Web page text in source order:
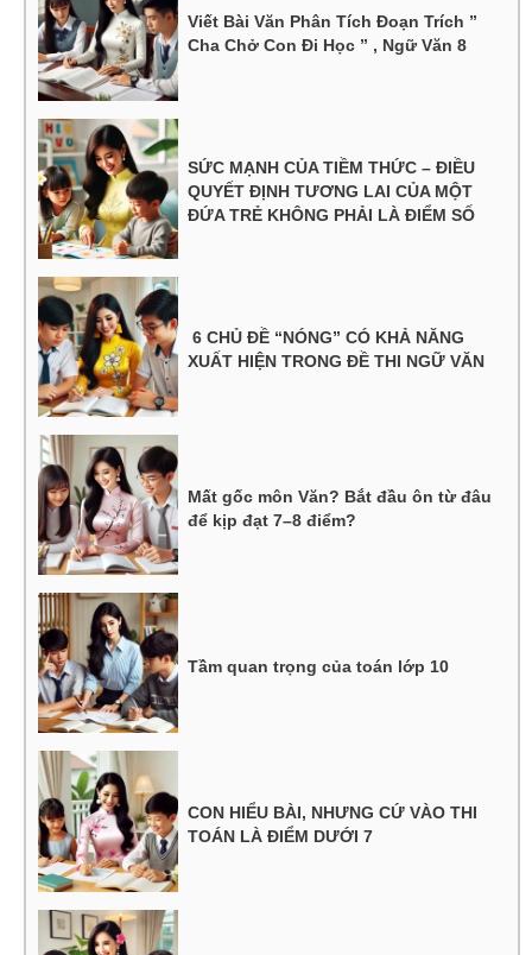
Viết Bài Văn Phân Tích Đoạn Trích ”
Cha Chở Con Đi Học ” , Ngữ Văn 8
SỨC MẠNH CỦA TIỀM THỨC – ĐIỀU
QUYẾT ĐỊNH TƯƠNG LAI CỦA MỘT
ĐỨA TRẺ KHÔNG PHẢI LÀ ĐIỂM SỐ
6 CHỦ ĐỀ “NÓNG” CÓ KHẢ NĂNG
XUẤT HIỆN TRONG ĐỀ THI NGỮ VĂN
Mất gốc môn Văn? Bắt đầu ôn từ đâu
để kịp đạt 7–8 điểm?
Tầm quan trọng của toán lớp 10
CON HIỂU BÀI, NHƯNG CỨ VÀO THI
TOÁN LÀ ĐIỂM DƯỚI 7